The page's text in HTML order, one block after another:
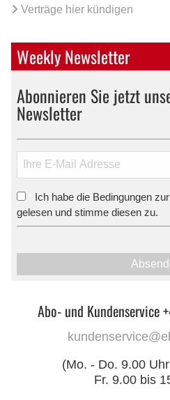
Verträge hier kündigen
Weekly Newsletter
Abonnieren Sie jetzt
Newsletter
Ich habe die Bedingungen
gelesen und stimme diesen zu.
Abo- und
(Mo. - Do. 9.00
Fr. 9.00 bis